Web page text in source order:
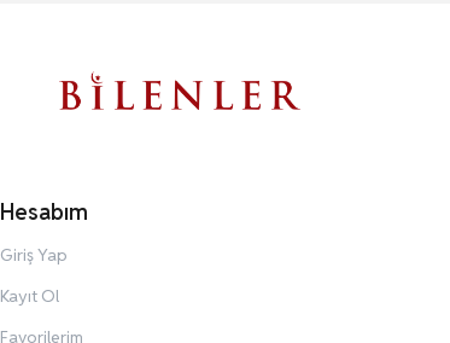
Hesabım
Giriş Yap
Kayıt Ol
Favorilerim